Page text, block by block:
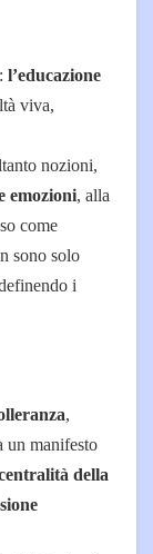
l’educazione
viva,
nozioni,
emozioni, alla
come
sono solo
i
,
un manifesto
della